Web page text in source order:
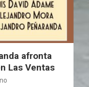
afronta
Las Ventas